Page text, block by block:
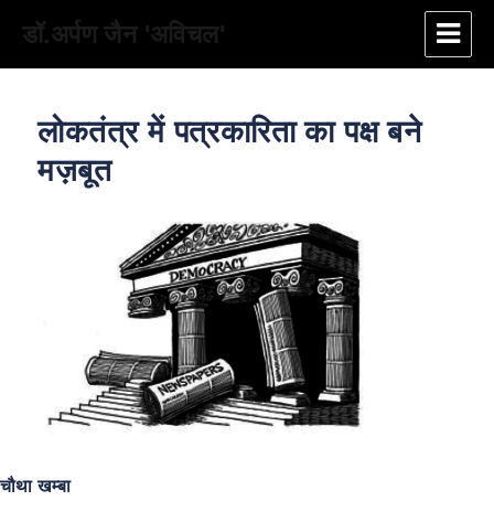
डॉ.अर्पण जैन 'अविचल'
लोकतंत्र में पत्रकारिता का पक्ष बने
मज़बूत
चौथा खम्बा